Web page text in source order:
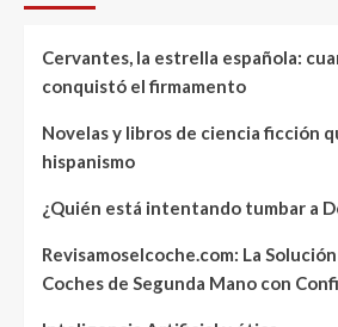
Cervantes, la estrella española:
conquistó el firmamento
Novelas y libros de ciencia ficción
hispanismo
¿Quién está intentando tumbar a
Revisamoselcoche.com: La
Coches de Segunda Mano con